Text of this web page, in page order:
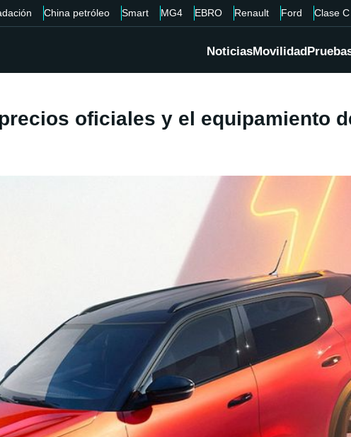
China petróleo Smart MG4 EBRO Renault Ford Clase C
NoticiasMovilidad
oficiales y el equipamiento